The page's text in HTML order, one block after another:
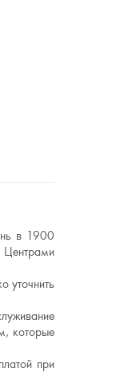
в 1900
Центрами
уточнить
которые
при